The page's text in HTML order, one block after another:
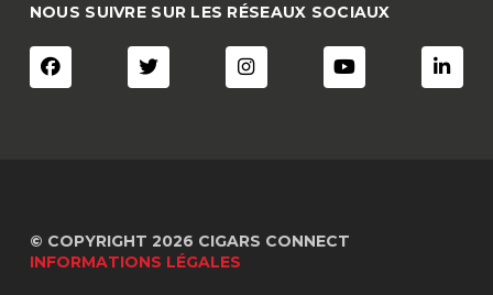
NOUS SUIVRE SUR LES RÉSEAUX SOCIAUX
© COPYRIGHT 2026 CIGARS CONNECT
INFORMATIONS LÉGALES